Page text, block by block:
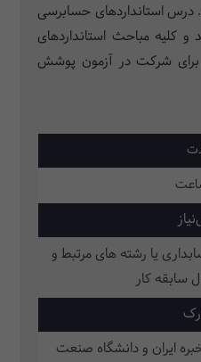
می­‌کند. درس استانداردهای حسابرسی
کلیه مباحث استانداردهای
شرکت در آزمون پوشش
یا رشته های مرتبط و
ایران و دانشگاه صنعت